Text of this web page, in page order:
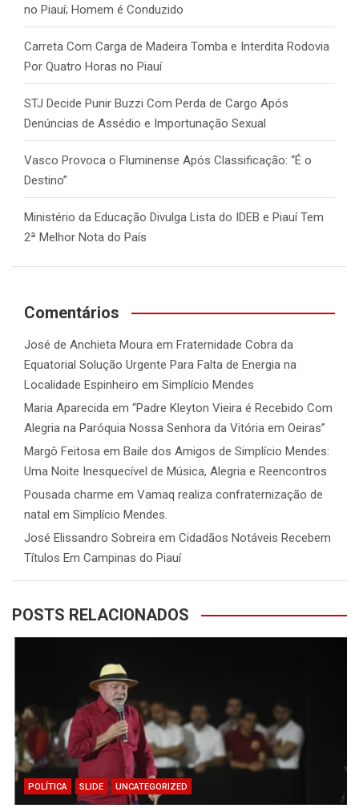
no Piauí; Homem é Conduzido
Carreta Com Carga de Madeira Tomba e Interdita Rodovia
Por Quatro Horas no Piauí
STJ Decide Punir Buzzi Com Perda de Cargo Após
Denúncias de Assédio e Importunação Sexual
Vasco Provoca o Fluminense Após Classificação: “É o
Destino”
Ministério da Educação Divulga Lista do IDEB e Piauí Tem
2ª Melhor Nota do País
Comentários
José de Anchieta Moura em Fraternidade Cobra da
Equatorial Solução Urgente Para Falta de Energia na
Localidade Espinheiro em Simplício Mendes
Maria Aparecida em “Padre Kleyton Vieira é Recebido Com
Alegria na Paróquia Nossa Senhora da Vitória em Oeiras”
Margô Feitosa em Baile dos Amigos de Simplício Mendes:
Uma Noite Inesquecível de Música, Alegria e Reencontros
Pousada charme em Vamaq realiza confraternização de
natal em Simplício Mendes.
José Elissandro Sobreira em Cidadãos Notáveis Recebem
Títulos Em Campinas do Piauí
POSTS RELACIONADOS
POLÍTICA SLIDE UNCATEGORIZED